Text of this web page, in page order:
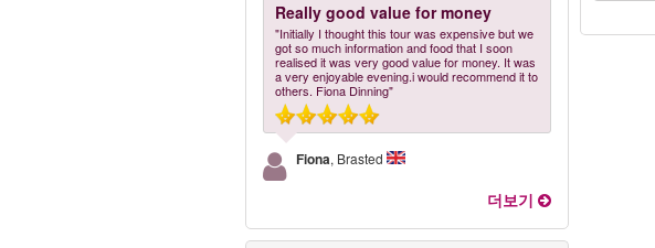
Really good value for money
"Initially I thought this tour was expensive but we
got so much information and food that I soon
realised it was very good value for money. It was
a very enjoyable evening.i would recommend it to
others. Fiona Dinning"
Fiona, Brasted
더보기